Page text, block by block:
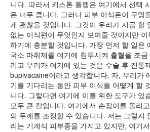
니다. 따라서 키스톤 플랩은 여기에서 선택
은 너무 큽니다. 그러나 피부 이식은이 구멍
게 괜찮을 것입니다. 그것이 우리가 지금 할
없는 이식편이 무엇인지 보여줄 것이지만
하기에 충분할 것입니다. 가장 먼저 할 일은
국소 마취제를 여기에 침투시켜 출혈을 조
리고 우리가 여기에 있는 것은 수술 후 진통
bupivacaine이라고 생각합니다. 자, 우리가
기를 기다리는 동안 피부 이식을 어떻게 할
니다. 그렇다면 여기에 이를 위한 도구가 있
모두 큰 칼입니다. 여기에서 손잡이를 돌리
의 두께를 조정할 수 있습니다. 저는 그렇지
리는 기계식 피부종을 가지고 있지만, 여기